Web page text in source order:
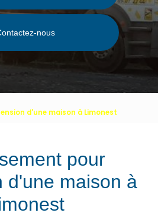
nous
d'une maison à Limonest
pour
d'une maison à